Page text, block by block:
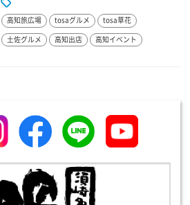
高知旅広場 tosaグルメ tosa草花
土佐グルメ 高知出店 高知イベント